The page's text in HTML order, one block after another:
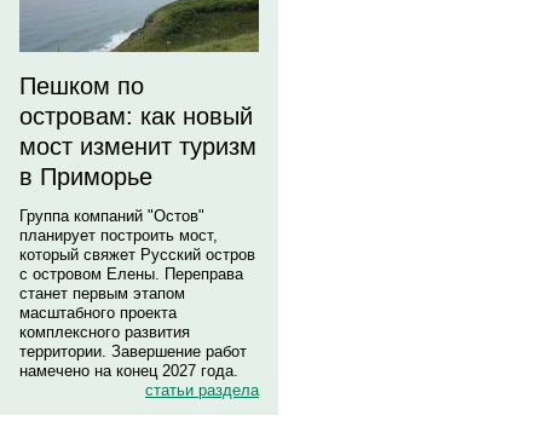
Пешком по
островам: как новый
мост изменит туризм
в Приморье
Группа компаний "Остов"
планирует построить мост,
который свяжет Русский остров
с островом Елены. Переправа
станет первым этапом
масштабного проекта
комплексного развития
территории. Завершение работ
намечено на конец 2027 года.
статьи раздела